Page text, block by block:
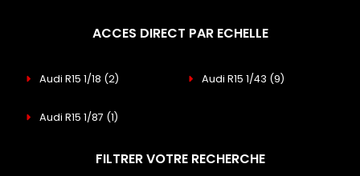
ACCES DIRECT PAR ECHELLE
Audi R15 1/18 (2) Audi R15 1/43 (9)
Audi R15 1/87 (1)
FILTRER VOTRE RECHERCHE